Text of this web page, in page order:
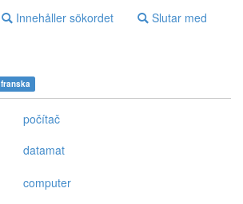
Innehåller sökordet Slutar med
franska
počítač
datamat
computer